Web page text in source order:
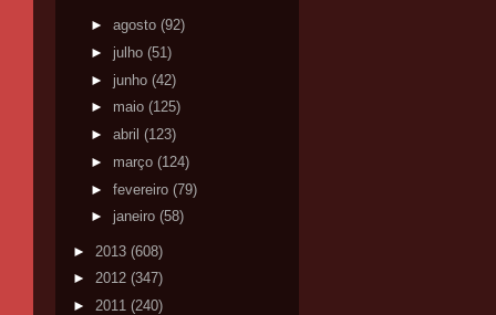
► agosto (92)
► julho (51)
► junho (42)
► maio (125)
► abril (123)
► março (124)
► fevereiro (79)
► janeiro (58)
► 2013 (608)
► 2012 (347)
► 2011 (240)